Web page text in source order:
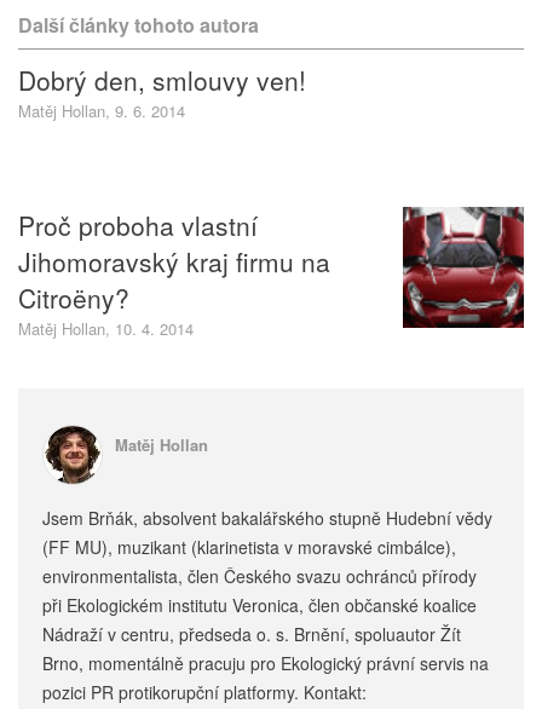
Další články tohoto autora
Dobrý den, smlouvy ven!
Matěj Hollan, 9. 6. 2014
Proč proboha vlastní
Jihomoravský kraj firmu na
Citroëny?
Matěj Hollan, 10. 4. 2014
Matěj Hollan
Jsem Brňák, absolvent bakalářského stupně Hudební vědy
(FF MU), muzikant (klarinetista v moravské cimbálce),
environmentalista, člen Českého svazu ochránců přírody
při Ekologickém institutu Veronica, člen občanské koalice
Nádraží v centru, předseda o. s. Brnění, spoluautor Žít
Brno, momentálně pracuju pro Ekologický právní servis na
pozici PR protikorupční platformy. Kontakt: